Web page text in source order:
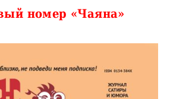
номер «Чаяна»